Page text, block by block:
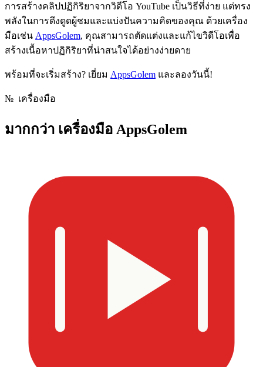
การสร้างคลิปปฏิกิริยาจากวิดีโอ YouTube เป็นวิธีที่ง่าย แต่ทรง
พลังในการดึงดูดผู้ชมและแบ่งปันความคิดของคุณ ด้วยเครื่อง
มือเช่น AppsGolem, คุณสามารถตัดแต่งและแก้ไขวิดีโอเพื่อ
สร้างเนื้อหาปฏิกิริยาที่น่าสนใจได้อย่างง่ายดาย
พร้อมที่จะเริ่มสร้าง? เยี่ยม AppsGolem และลองวันนี้!
№ เครื่องมือ
มากกว่า เครื่องมือ AppsGolem